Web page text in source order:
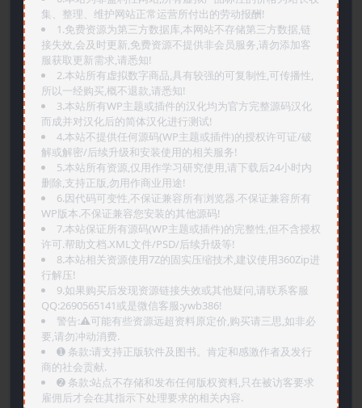
集、整理、维护网站正常运营所付出的劳动报酬!
1.免费资源为第三方数据库,本网站不存储第三方数据,链
接失效,会及时更新,免费资源不提供非会员服务,请勿添加客
服获取更新需求,请悉知!
2.本站所有虚拟数字商品,具有较强的可复制性,可传播性,
所以一经购买,概不退款,请悉知!
3.本站所有WP主题或插件的汉化均为官方完整源码汉化
而成并对汉化后的简体汉化进行测试!
4.本站不提供任何源码(WP主题或插件)的授权许可证/破
解或解密/后续升级和安装使用的相关服务!
5.本站所有资源,仅用作学习研究使用,请下载后24小时内
删除,支持正版,勿用作商业用途!
6.因代码可变性,不保证兼容所有浏览器.不保证兼容所有
WP版本.不保证兼容您安装的其他源码!
7.本站保证所有源码(WP主题或插件)的完整性,但不含授权
许可.帮助文档.XML文件/PSD/后续升级等!
8.本站相关资源使用7Z的固实压缩技术,建议使用360Zip进
行解压!
9.如果购买后发现资源链接失效或其他疑问,请联系客服
QQ:2690565141或是微信客服:ywb386!
警告:⚠️可能有些资源远超资料原定价,购买请三思,如非必
要,请勿冲动消费.
➊️ 条款:请支持正版软件及图书。肯定和感激作者及发行
商的社会贡献.
➋️ 条款:站点不存储和发布任何版权资料,只在被访客要求
雇佣后才会在其指示下处理要求的相关内容.